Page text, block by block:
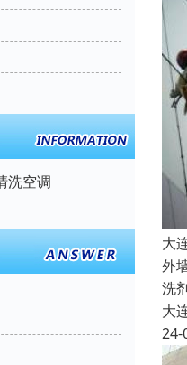
洗空调
大
外
洗
大
24-